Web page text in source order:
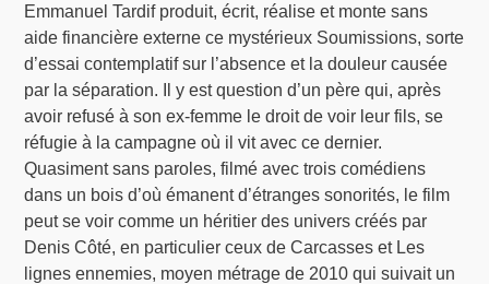
Emmanuel Tardif produit, écrit, réalise et monte sans
aide financière externe ce mystérieux Soumissions, sorte
d’essai contemplatif sur l’absence et la douleur causée
par la séparation. Il y est question d’un père qui, après
avoir refusé à son ex-femme le droit de voir leur fils, se
réfugie à la campagne où il vit avec ce dernier.
Quasiment sans paroles, filmé avec trois comédiens
dans un bois d’où émanent d’étranges sonorités, le film
peut se voir comme un héritier des univers créés par
Denis Côté, en particulier ceux de Carcasses et Les
lignes ennemies, moyen métrage de 2010 qui suivait un